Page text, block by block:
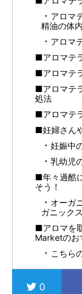
アロマ
精油の体
アロマ
■アロマテ
■アロマテ
■アロマテ
処法
■アロマテ
■妊婦さん
妊娠中
乳幼児
■年々過酷
そう！
オーガ
ガニック
■アロマを
Marketのお
こちら
0